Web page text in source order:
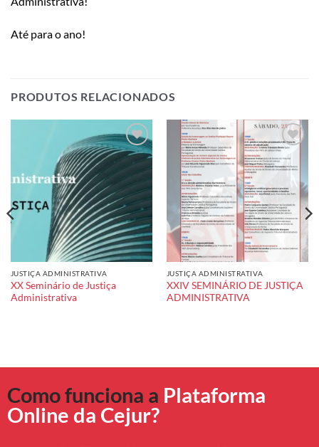
Até para o ano!
PRODUTOS RELACIONADOS
Add to
JUSTIÇA ADMINISTRATIVA
XX Seminário de Justiça
Administrativa
Add to
wishlist
JUSTIÇA ADMINISTRATIVA
XXIV SEMINÁRIO DE JUSTIÇA
ADMINISTRATIVA
Como funciona a Plataforma
Online da Cejur?